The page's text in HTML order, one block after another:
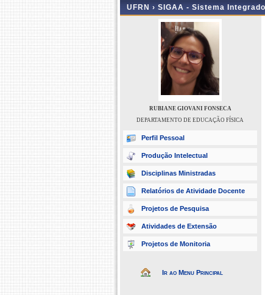
UFRN › SIGAA - Sistema
RUBIANE GIOVANI FONSECA
DEPARTAMENTO DE EDUCAÇÃO FÍSICA
Perfil Pessoal
Produção Intelectual
Disciplinas Ministradas
Relatórios de Atividade Docente
Projetos de Pesquisa
Atividades de Extensão
Projetos de Monitoria
Ir ao Menu Principal